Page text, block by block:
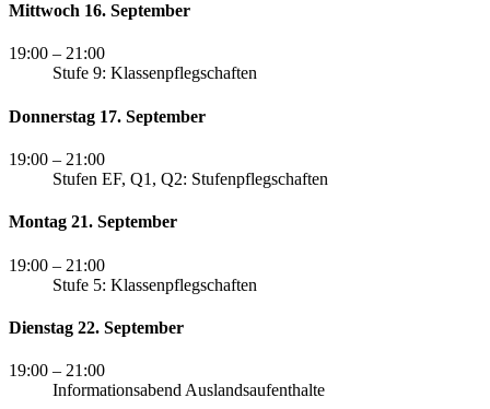
Mittwoch 16. September
19:00 – 21:00
Stufe 9: Klassenpflegschaften
Donnerstag 17. September
19:00 – 21:00
Stufen EF, Q1, Q2: Stufenpflegschaften
Montag 21. September
19:00 – 21:00
Stufe 5: Klassenpflegschaften
Dienstag 22. September
19:00 – 21:00
Informationsabend Auslandsaufenthalte